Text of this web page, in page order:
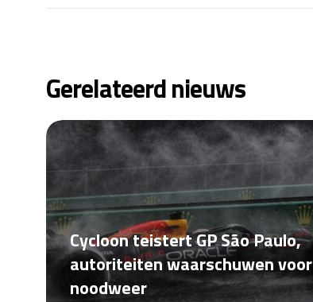
Gerelateerd nieuws
Cycloon teistert GP São Paulo,
autoriteiten waarschuwen voor
noodweer